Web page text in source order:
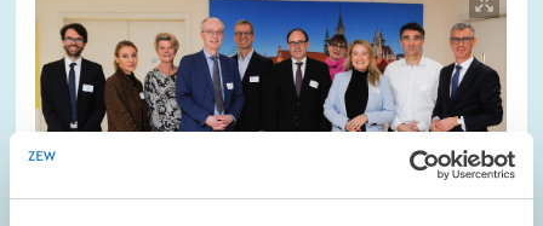
vergrößerter
Ansicht